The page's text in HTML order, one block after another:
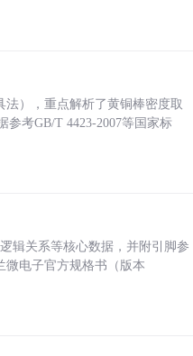
），重点解析了黄铜棒密度取
参考GB/T 4423-2007等国家标
辑关系等核心数据，并附引脚参
微电子官方规格书（版本